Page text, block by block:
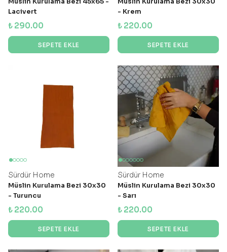
Lacivert
₺ 290.00
SEPETE EKLE
- Krem
₺ 220.00
SEPETE EKLE
Sürdür Home
Müslin Kurulama Bezi 30x30
- Turuncu
₺ 220.00
SEPETE EKLE
Sürdür Home
Müslin Kurulama Bezi 30x30
- Sarı
₺ 220.00
SEPETE EKLE